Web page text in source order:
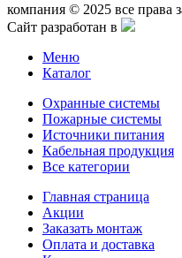
компания © 2025 все права
Сайт разработан в
Меню
Каталог
Охранные системы
Пожарные системы
Источники питания
Кабельная продукция
Все категории
Главная страница
Акции
Заказать монтаж
Оплата и доставка